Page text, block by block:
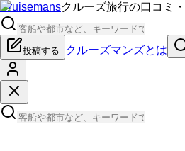
Cruisemansクルーズ旅行の口コミ
投稿する クルーズマンズとは